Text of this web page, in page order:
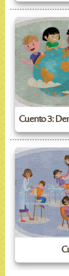
Cuento 3: